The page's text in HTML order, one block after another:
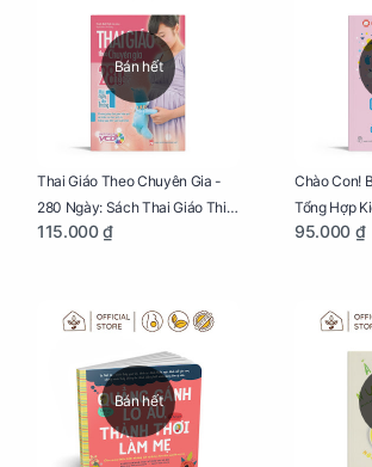
Bán hết
Thai Giáo Theo Chuyên Gia -
280 Ngày: Sách Thai Giáo Thiết
Thực Nhất Cho Mẹ Bầu
115.000 ₫
Chào Con!
Tổng Hợp
Trẻ Sơ Sinh
95.000 ₫
Bán hết